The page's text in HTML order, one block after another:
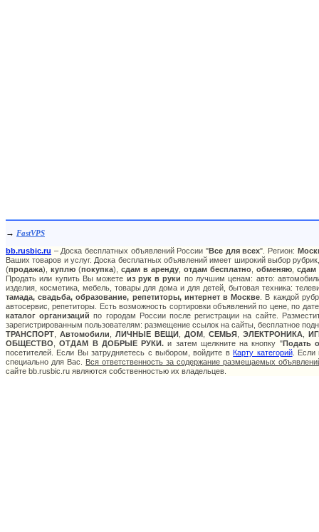
→ FastVPS
bb.rusbic.ru – Доска бесплатных объявлений России "Все для всех". Регион:
Ваших товаров и услуг. Доска бесплатных объявлений имеет широкий выбор
(продажа), куплю (покупка), сдам в аренду отдам бесплатно обменяю сдам
Продать или купить Вы можете из рук в руки по лучшим ценам: авто:
изделия, косметика, мебель, товары для дома и для детей, бытовая техника:
тамада, свадьба, образование, репетиторы, интернет в Москве . В каждой
автосервис, репетиторы. Есть возможность сортировки объявлений по цене, по
каталог организаций по городам России после регистрации на сайте.
зарегистрированным пользователям: размещение ссылок на сайты, бесплатное
ТРАНСПОРТ
Автомобили ЛИЧНЫЕ ВЕЩИ ДОМ СЕМЬЯ ЭЛЕКТРОНИКА
ОБЩЕСТВО ,ОТДАМ В ДОБРЫЕ РУКИ. и затем щелкните на кнопку "Подать
посетителей. Если Вы затрудняетесь с выбором, войдите вКарту категорий. Если
специально для Вас. Вся ответственность за содержание размещаемых
сайте bb.rusbic.ru являются собственностью их владельцев.